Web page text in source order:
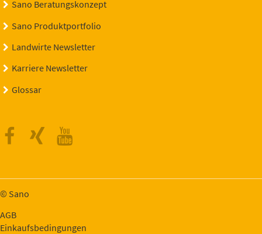
Sano Beratungskonzept
Sano Produktportfolio
Landwirte Newsletter
Karriere Newsletter
Glossar
Facebook
Xing
© Sano
AGB
Einkaufsbedingungen